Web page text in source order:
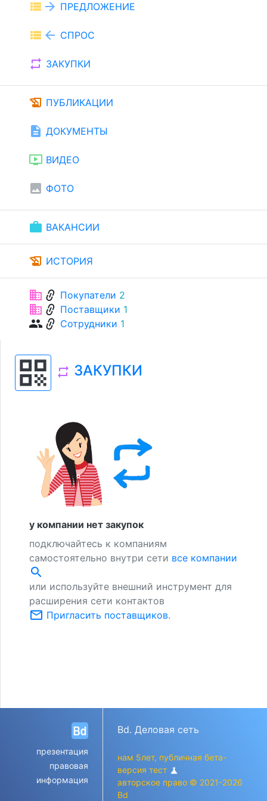
view_list arrow_forward ПРЕДЛОЖЕНИЕ
view_list arrow_back СПРОС
repeat ЗАКУПКИ
history_edu ПУБЛИКАЦИИ
description ДОКУМЕНТЫ
ondemand_video ВИДЕО
image ФОТО
work ВАКАНСИИ
history_edu ИСТОРИЯ
businesslink Покупатели 2
businesslink Поставщики 1
grouplink Сотрудники 1
qr_code repeat ЗАКУПКИ
у компании нет закупок
подключайтесь к компаниям
самостоятельно внутри сети все компании
search
или используйте внешний инструмент для
расширения сети контактов
mail_outline Пригласить поставщиков.
презентация
правовая
информация
Bd. Деловая сеть
нам 5лет, публичная бета-
версия тест science
авторское право © 2021-2026
Bd